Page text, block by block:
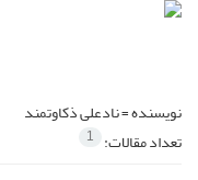
نویسنده =نادعلی ذکاوتمند
تعداد مقالات: 1